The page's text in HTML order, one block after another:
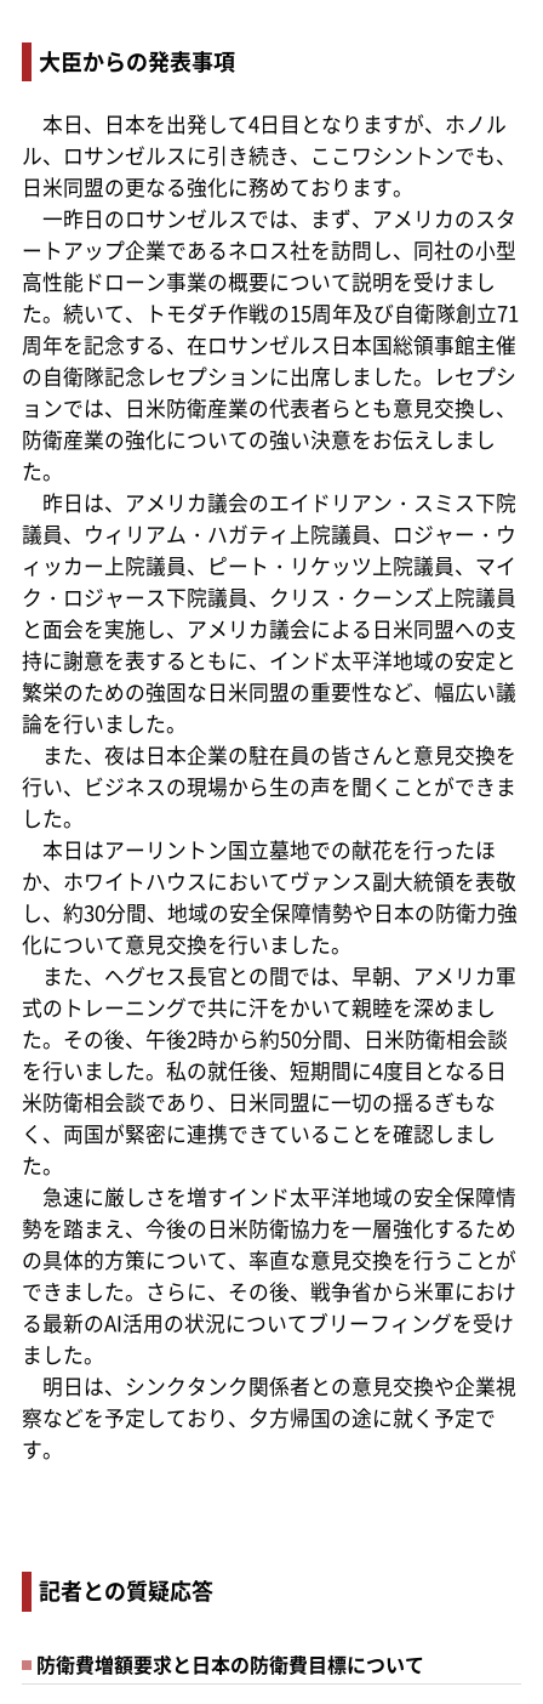
大臣からの発表事項
本日、日本を出発して4日目となりますが、ホノル
ル、ロサンゼルスに引き続き、ここワシントンでも、
日米同盟の更なる強化に務めております。
一昨日のロサンゼルスでは、まず、アメリカのスタ
ートアップ企業であるネロス社を訪問し、同社の小型
高性能ドローン事業の概要について説明を受けまし
た。続いて、トモダチ作戦の15周年及び自衛隊創立71
周年を記念する、在ロサンゼルス日本国総領事館主催
の自衛隊記念レセプションに出席しました。レセプシ
ョンでは、日米防衛産業の代表者らとも意見交換し、
防衛産業の強化についての強い決意をお伝えしまし
た。
昨日は、アメリカ議会のエイドリアン・スミス下院
議員、ウィリアム・ハガティ上院議員、ロジャー・ウ
ィッカー上院議員、ピート・リケッツ上院議員、マイ
ク・ロジャース下院議員、クリス・クーンズ上院議員
と面会を実施し、アメリカ議会による日米同盟への支
持に謝意を表するともに、インド太平洋地域の安定と
繁栄のための強固な日米同盟の重要性など、幅広い議
論を行いました。
また、夜は日本企業の駐在員の皆さんと意見交換を
行い、ビジネスの現場から生の声を聞くことができま
した。
本日はアーリントン国立墓地での献花を行ったほ
か、ホワイトハウスにおいてヴァンス副大統領を表敬
し、約30分間、地域の安全保障情勢や日本の防衛力強
化について意見交換を行いました。
また、ヘグセス長官との間では、早朝、アメリカ軍
式のトレーニングで共に汗をかいて親睦を深めまし
た。その後、午後2時から約50分間、日米防衛相会談
を行いました。私の就任後、短期間に4度目となる日
米防衛相会談であり、日米同盟に一切の揺るぎもな
く、両国が緊密に連携できていることを確認しまし
た。
急速に厳しさを増すインド太平洋地域の安全保障情
勢を踏まえ、今後の日米防衛協力を一層強化するため
の具体的方策について、率直な意見交換を行うことが
できました。さらに、その後、戦争省から米軍におけ
る最新のAI活用の状況についてブリーフィングを受け
ました。
明日は、シンクタンク関係者との意見交換や企業視
察などを予定しており、夕方帰国の途に就く予定で
す。
記者との質疑応答
防衛費増額要求と日本の防衛費目標について